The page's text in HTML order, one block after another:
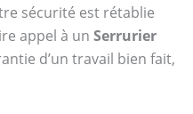
sécurité est rétablie
appel à un Serrurier
d’un travail bien fait,